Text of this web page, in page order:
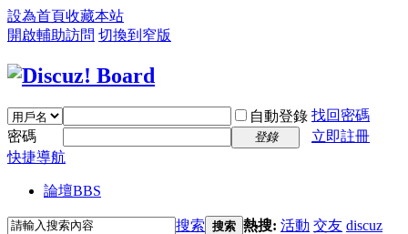
設為首頁收藏本站
開啟輔助訪問 切換到窄版
自動登錄 找回密碼
密碼
登錄
立即註冊
快捷導航
論壇BBS
搜索 搜索 熱搜: 活動 交友 discuz